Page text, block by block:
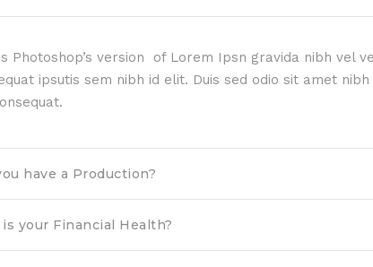
Photoshop’s version of Lorem Ipsn gravida nibh vel
ipsutis sem nibh id elit. Duis sed odio sit amet
have a Production?
your Financial Health?